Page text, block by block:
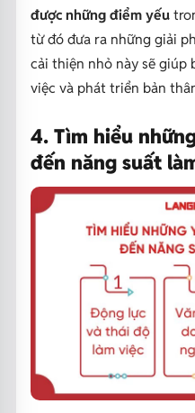
được những điểm yếu
từ đó đưa ra những giải
cải thiện nhỏ này sẽ giúp
việc và phát triển bản
4. Tìm hiểu
đến năng suất